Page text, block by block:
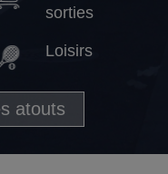
sorties
Loisirs
atouts